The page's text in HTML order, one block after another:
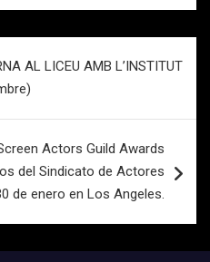
AL LICEU AMB L’INSTITUT
Actors Guild Awards
del Sindicato de Actores
de enero en Los Angeles.